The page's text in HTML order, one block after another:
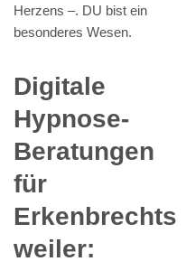
Herzens –. DU bist ein
besonderes Wesen.
Digitale
Hypnose-
Beratungen
für
Erkenbrechts
weiler: